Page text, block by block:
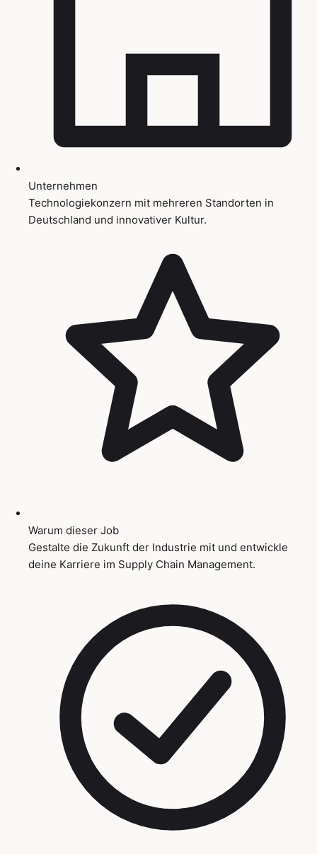
Unternehmen
Technologiekonzern mit mehreren Standorten in
Deutschland und innovativer Kultur.
Warum dieser Job
Gestalte die Zukunft der Industrie mit und entwickle
deine Karriere im Supply Chain Management.